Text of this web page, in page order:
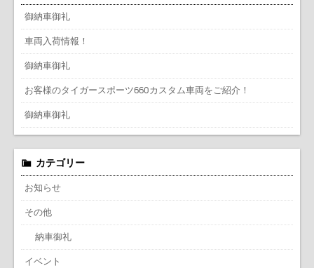
御納車御礼
車両入荷情報！
御納車御礼
お客様のタイガースポーツ660カスタム車両をご紹介！
御納車御礼
カテゴリー
お知らせ
その他
納車御礼
イベント